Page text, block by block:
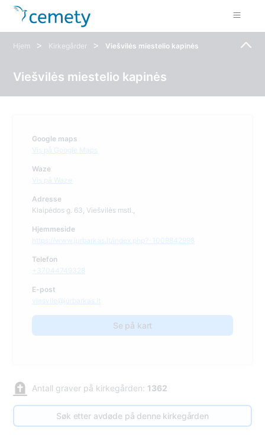
Hjem > Kirkegårder > Viešvilės miestelio kapinės
Viešvilės miestelio kapinės
Google maps
Vis på Google Maps
Waze
Vis på Waze
Adresse
Klaipėdos g. 63, Viešvilės mstl.,
Hjemmeside
https://www.jurbarkas.lt/index.php?-1009842998
Telefon
+37044749328
E-post
viesvile@jurbarkas.lt
Se på kart
Antall graver på kirkegården: 1362
Søk etter avdøde på denne kirkegården